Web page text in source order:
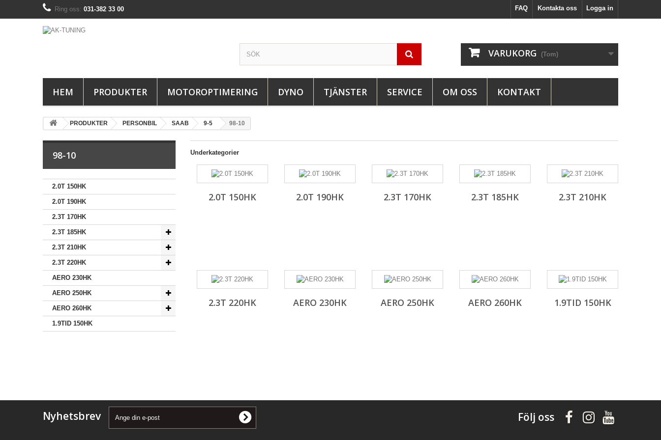
Logga in
Kontakta oss
FAQ
Ring oss: 031-382 33 00
VARUKORG (Tom)
HEM PRODUKTER MOTOROPTIMERING DYNO TJÄNSTER SERVICE OM OSS KONTAKT
PRODUKTER PERSONBIL SAAB 9-5 98-10
98-10
2.0T 150HK
2.0T 190HK
2.3T 170HK
2.3T 185HK
2.3T 210HK
2.3T 220HK
AERO 230HK
AERO 250HK
AERO 260HK
1.9TID 150HK
Underkategorier
2.0T 150HK 2.0T 190HK 2.3T 170HK 2.3T 185HK 2.3T 210HK
2.3T 220HK AERO 230HK AERO 250HK AERO 260HK 1.9TID 150HK
Nyhetsbrev Följ oss